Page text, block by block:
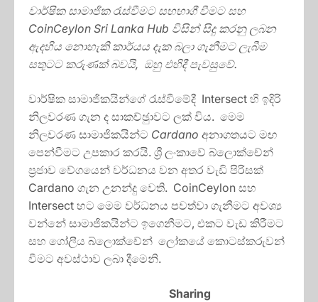
වාර්ෂික සාමාජික රැස්වීමට සහභාගී වීමට සහ
CoinCeylon Sri Lanka Hub විසින් සිදු කරනු ලබන
ඇදහිය නොහැකි කාර්යය දැක බලා ගැනීමට ලැබීම
සතුටට කරුණක් බවයි, ඔහු එහිදී පැවසුවේ.
වාර්ෂික සාමාජිකයින්ගේ රැස්වීමේදී Intersect හි ඉදිරි
නිලවරණ ගැන ද සාකච්ඡුාවට ලක් විය. මෙම
නිලවරණ සාමාජිකයින්ට Cardano අනාගතයට මඟ
පෙන්වීමට උපකාර කරයි. ශ්‍රී ලංකාවේ බ්ලොක්චේන්
ප‍්‍රජාව වේගයෙන් වර්ධනය වන අතර වැඩි පිරිසක්
Cardano ගැන උනන්දු වෙති. CoinCeylon සහ
Intersect හට මෙම වර්ධනය පවත්වා ගැනීමට අවශ්‍ය
වන්නේ සාමාජිකයින්ට ඉගෙනීමට, එකට වැඩ කිරීමට
සහ ගෝලීය බ්ලොක්චේන් ලෝකයේ කොටස්කරුවන්
වීමට අවස්ථාව ලබා දීමෙනි.
Sharing